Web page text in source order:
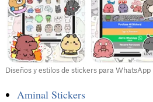
Diseños y estilos de stickers para WhatsApp
Aminal Stickers